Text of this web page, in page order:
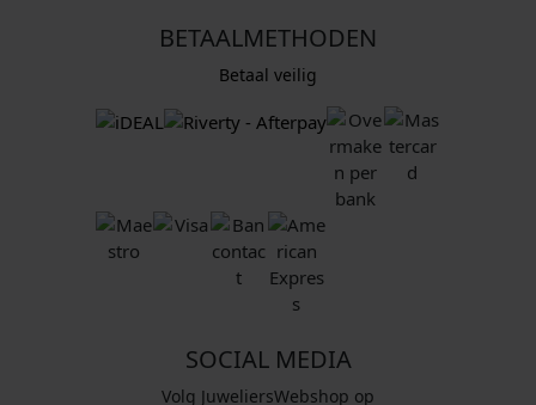
BETAALMETHODEN
Betaal veilig
SOCIAL MEDIA
Volg JuweliersWebshop op